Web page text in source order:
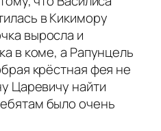
в Кикимору
выросла и
в коме, а Рапунцель
крёстная фея не
Царевичу найти
было очень